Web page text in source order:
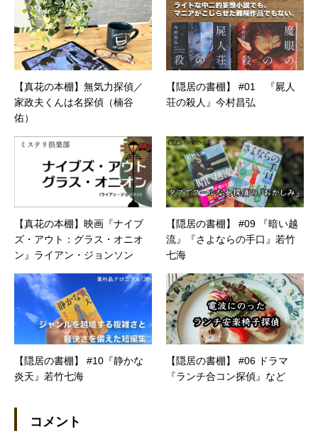
【真花の本棚】無気力探偵／
家政夫くんは名探偵（楠谷
佑）
【隠居の書棚】 #01 『屍人
荘の殺人』今村昌弘
【真花の本棚】映画『ナイブ
ズ・アウト：グラス・オニオ
ン』ライアン・ジョンソン
【隠居の書棚】 #09 『暗い越
流』『さよならの手口』若竹
七海
【隠居の書棚】 #10『静かな
炎天』若竹七海
【隠居の書棚】 #06 ドラマ
『ランチ合コン探偵』など
コメント